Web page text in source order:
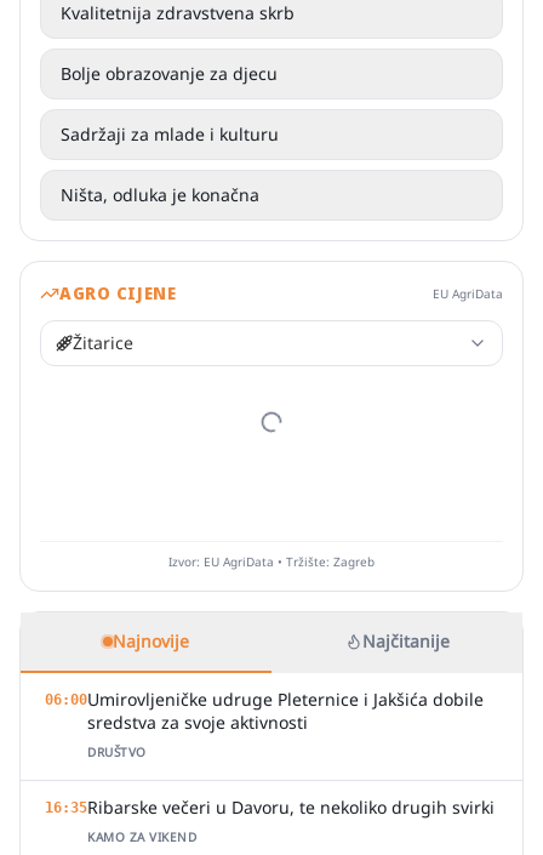
Kvalitetnija zdravstvena skrb
Bolje obrazovanje za djecu
Sadržaji za mlade i kulturu
Ništa, odluka je konačna
AGRO CIJENE EU AgriData
Žitarice
Izvor: EU AgriData • Tržište: Zagreb
Najnovije Najčitanije
06:00Umirovljeničke udruge Pleternice i Jakšića dobile
sredstva za svoje aktivnosti
DRUŠTVO
16:35Ribarske večeri u Davoru, te nekoliko drugih svirki
KAMO ZA VIKEND